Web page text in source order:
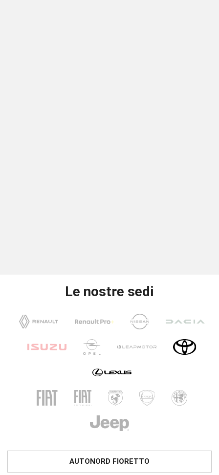
Le nostre sedi
AUTONORD FIORETTO